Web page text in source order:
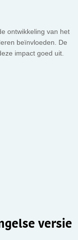
ontwikkeling van het
beïnvloeden. De
impact goed uit.
versie